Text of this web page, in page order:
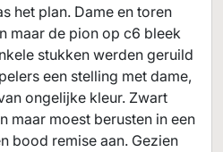
het plan. Dame en toren
maar de pion op c6 bleek
stukken werden geruild
een stelling met dame,
ongelijke kleur. Zwart
maar moest berusten in een
bood remise aan. Gezien